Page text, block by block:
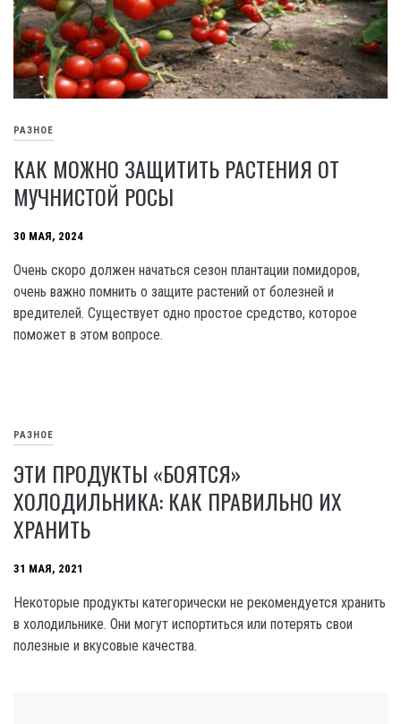
РАЗНОЕ
КАК МОЖНО ЗАЩИТИТЬ РАСТЕНИЯ ОТ
МУЧНИСТОЙ РОСЫ
30 МАЯ, 2024
Очень скоро должен начаться сезон плантации помидоров,
очень важно помнить о защите растений от болезней и
вредителей. Существует одно простое средство, которое
поможет в этом вопросе.
РАЗНОЕ
ЭТИ ПРОДУКТЫ «БОЯТСЯ»
ХОЛОДИЛЬНИКА: КАК ПРАВИЛЬНО ИХ
ХРАНИТЬ
31 МАЯ, 2021
Некоторые продукты категорически не рекомендуется хранить
в холодильнике. Они могут испортиться или потерять свои
полезные и вкусовые качества.